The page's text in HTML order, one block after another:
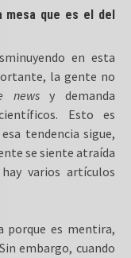
mesa que es el del
en esta
la gente no
newsy demanda
Esto es
tendencia sigue,
se siente atraída
varios artículos
porque es mentira,
embargo, cuando